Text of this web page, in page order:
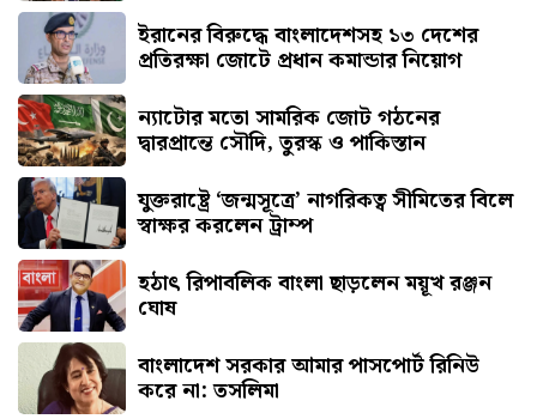
ইরানের বিরুদ্ধে বাংলাদেশসহ ১৩ দেশের
প্রতিরক্ষা জোটে প্রধান কমান্ডার নিয়োগ
ন্যাটোর মতো সামরিক জোট গঠনের
দ্বারপ্রান্তে সৌদি, তুরস্ক ও পাকিস্তান
যুক্তরাষ্ট্রে ‘জন্মসূত্রে’ নাগরিকত্ব সীমিতের বিলে
স্বাক্ষর করলেন ট্রাম্প
হঠাৎ রিপাবলিক বাংলা ছাড়লেন ময়ূখ রঞ্জন
ঘোষ
বাংলাদেশ সরকার আমার পাসপোর্ট রিনিউ
করে না: তসলিমা